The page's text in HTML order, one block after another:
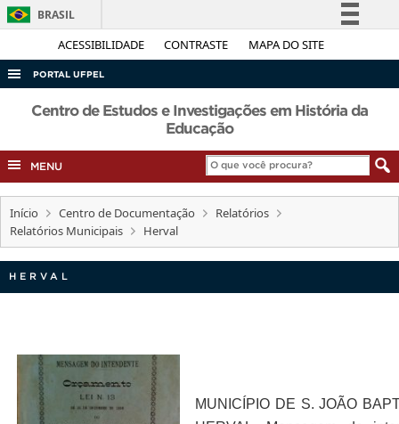
ACESSIBILIDADE CONTRASTE MAPA DO SITE
BRASIL
Simplifique!
Acesso à informação
Legislação
Canais
PORTAL UFPEL
ACESSO À INFORMAÇÃO
COBALTO
CONCURSOS
EDITAIS
Centro de Estudos e Investigações em História da
Educação
MENU
Início Centro de Documentação
Relatórios
Relatórios Municipais
Herval
HERVAL
MUNICÍPIO DE S. JOÃO